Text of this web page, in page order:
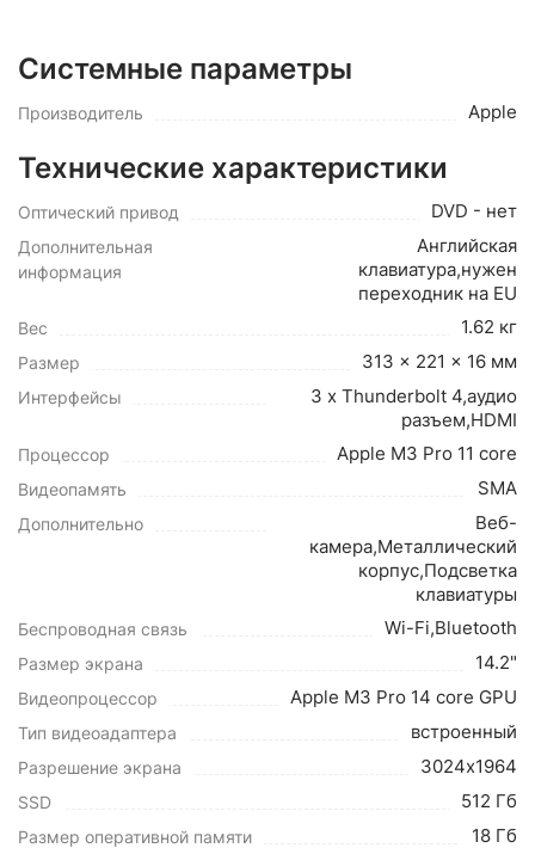
Системные параметры
Производитель Apple
Технические характеристики
Оптический привод DVD - нет
Дополнительная
информация
Английская
клавиатура,нужен
переходник на EU
Вес 1.62 кг
Размер 313 x 221 x 16 мм
Интерфейсы
3 x Thunderbolt 4,аудио
разъем,HDMI
Процессор Apple M3 Pro 11 core
Видеопамять SMA
Дополнительно
Веб-
камера,Металлический
корпус,Подсветка
клавиатуры
Беспроводная связь Wi-Fi,Bluetooth
Размер экрана 14.2"
Видеопроцессор Apple M3 Pro 14 core GPU
Тип видеоадаптера встроенный
Разрешение экрана 3024х1964
SSD 512 Гб
Размер оперативной памяти 18 Гб